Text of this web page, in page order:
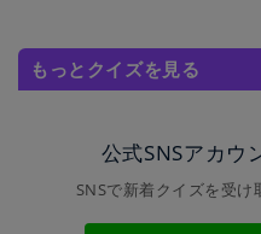
もっとクイズを見る
公式SNSアカウ
SNSで新着クイズを受け